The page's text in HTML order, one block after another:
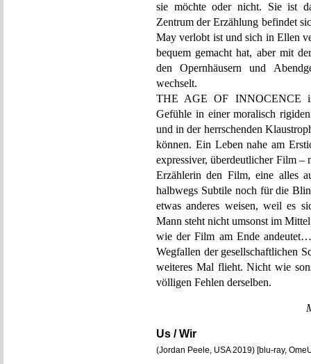
sie möchte oder nicht. Sie ist
Zentrum der Erzählung befindet
May verlobt ist und sich in Ellen
bequem gemacht hat, aber mit
den Opernhäusern und
wechselt.
THE AGE OF INNOCENCE
Gefühle in einer moralisch
und in der herrschenden
können. Ein Leben nahe am
expressiver, überdeutlicher Film –
Erzählerin den Film, eine alles
halbwegs Subtile noch für die
etwas anderes weisen, weil es
Mann steht nicht umsonst im
wie der Film am Ende
Wegfallen der gesellschaftlichen
weiteres Mal flieht. Nicht wie
völligen Fehlen derselben.
Us / Wir
(Jordan Peele, USA 2019) [blu-ray,